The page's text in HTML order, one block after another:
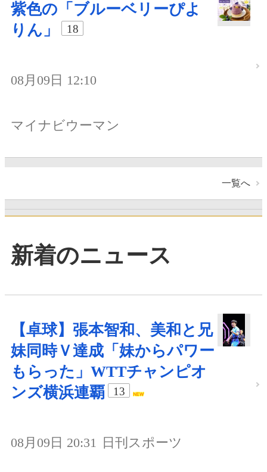
紫色の「ブルーベリーぴよ
りん」
18
08月09日 12:10
マイナビウーマン
一覧へ
新着のニュース
【卓球】張本智和、美和と兄
妹同時Ｖ達成「妹からパワー
もらった」WTTチャンピオ
ンズ横浜連覇
13
08月09日 20:31 日刊スポーツ